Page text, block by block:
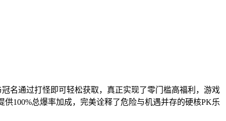
名通过打怪即可轻松获取，真正实现了零门槛高福利，游戏
100%总爆率加成，完美诠释了危险与机遇并存的硬核PK乐